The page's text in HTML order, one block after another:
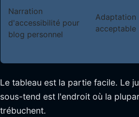
Narration
d'accessibilité pour
blog personnel
Adaptation
acceptable
Le tableau est la partie facile. Le
sous-tend est l'endroit où la
trébuchent.